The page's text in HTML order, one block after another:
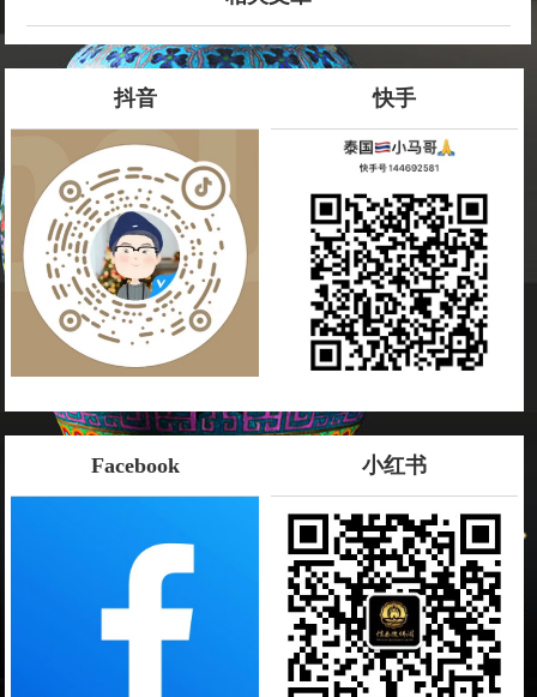
抖音 快手
Facebook 小红书